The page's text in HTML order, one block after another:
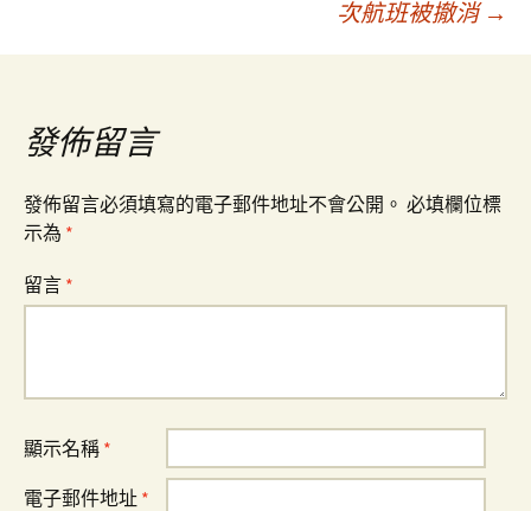
導
覽
次航班被撤消 →
發佈留言
發佈留言必須填寫的電子郵件地址不會公開。 必填欄位標
示為 *
留言 *
顯示名稱 *
電子郵件地址 *